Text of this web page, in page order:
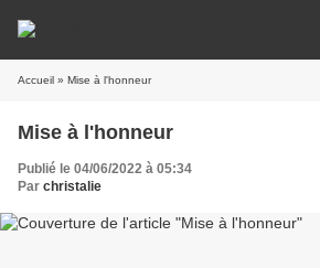
Accueil » Mise à l'honneur
Mise à l'honneur
Publié le 04/06/2022 à 05:34
Par christalie